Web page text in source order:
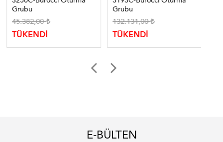
Grubu
45.382,00
TÜKENDİ
Grubu
132.131,00
TÜKENDİ
E-BÜLTEN